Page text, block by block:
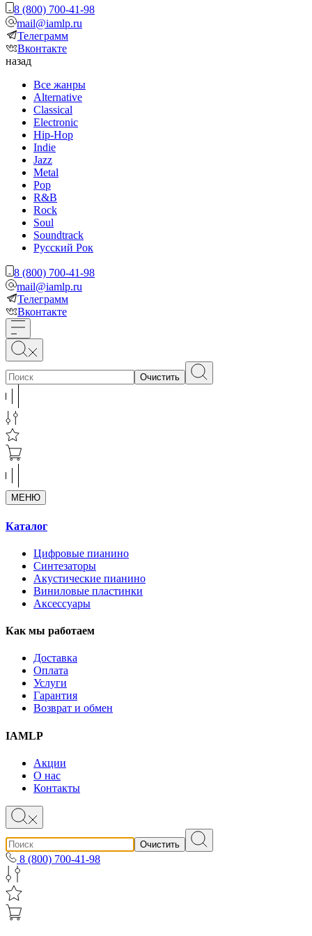
8 (800) 700-41-98
mail@iamlp.ru
Телеграмм
Вконтакте
назад
Все жанры
Alternative
Classical
Electronic
Hip-Hop
Indie
Jazz
Metal
Pop
R&B
Rock
Soul
Soundtrack
Русский Рок
8 (800) 700-41-98
mail@iamlp.ru
Телеграмм
Вконтакте
Очистить
МЕНЮ
Каталог
Цифровые пианино
Синтезаторы
Акустические пианино
Виниловые пластинки
Аксессуары
Как мы работаем
Доставка
Оплата
Услуги
Гарантия
Возврат и обмен
IAMLP
Акции
О нас
Контакты
Очистить
8 (800) 700-41-98